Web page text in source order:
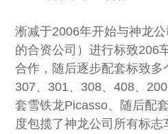
淅减于2006年开始与神龙
的合资公司）进行标致206
合作，随后逐步配套标致多
307、301、308、408、
套雪铁龙Picasso、随后配
度包揽了神龙公司所有标